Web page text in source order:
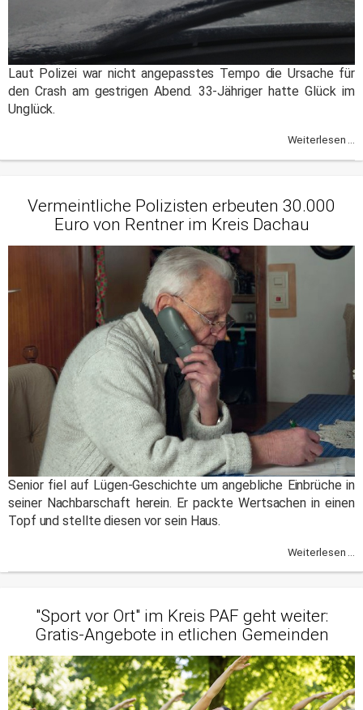
Laut Polizei war nicht angepasstes Tempo die Ursache für
den Crash am gestrigen Abend. 33-Jähriger hatte Glück im
Unglück.
Weiterlesen ...
Vermeintliche Polizisten erbeuten 30.000
Euro von Rentner im Kreis Dachau
Senior fiel auf Lügen-Geschichte um angebliche Einbrüche in
seiner Nachbarschaft herein. Er packte Wertsachen in einen
Topf und stellte diesen vor sein Haus.
Weiterlesen ...
"Sport vor Ort" im Kreis PAF geht weiter:
Gratis-Angebote in etlichen Gemeinden